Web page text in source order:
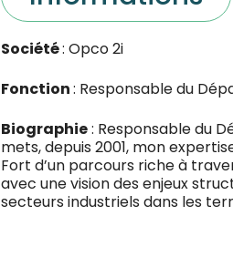
Société: Opco 2i
Fonction: Responsable du
Biographie: Responsable du
mets, depuis 2001, mon
Fort d’un parcours riche à
avec une vision des enjeux
secteurs industriels dans les